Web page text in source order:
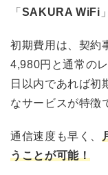
「 SAKURA WiFi 」
初期費用は、契約
4,980円と通常の
日以内であれば初
なサービスが特徴
通信速度も早く、
うことが可能！